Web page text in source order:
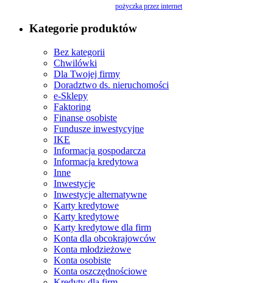
pożyczka przez internet
Kategorie produktów
Bez kategorii
Chwilówki
Dla Twojej firmy
Doradztwo ds. nieruchomości
e-Sklepy
Faktoring
Finanse osobiste
Fundusze inwestycyjne
IKE
Informacja gospodarcza
Informacja kredytowa
Inne
Inwestycje
Inwestycje alternatywne
Karty kredytowe
Karty kredytowe
Karty kredytowe dla firm
Konta dla obcokrajowców
Konta młodzieżowe
Konta osobiste
Konta oszczędnościowe